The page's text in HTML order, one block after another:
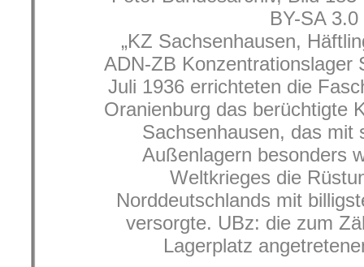
BY-SA 3.0
„KZ Sachsenhausen,
ADN-ZB Konzentrationslager
Juli 1936 errichteten die
Oranienburg das berüchtigte
Sachsenhausen, das mit
Außenlagern besonders
Weltkrieges die
Norddeutschlands mit
versorgte. UBz: die zum
Lagerplatz